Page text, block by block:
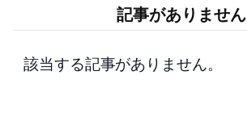
記事がありません
該当する記事がありません。